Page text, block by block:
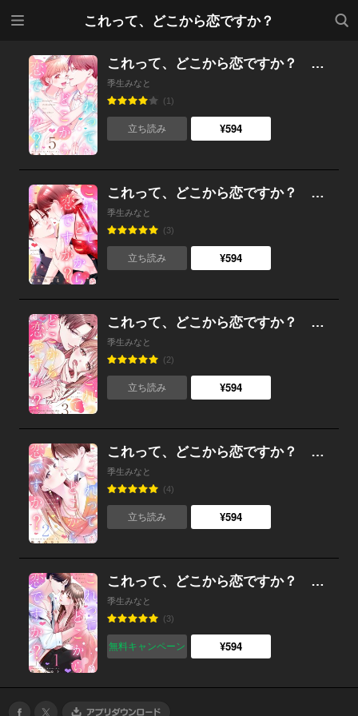
これって、どこから恋ですか？
検索
これって、どこから恋ですか？ （5）
季生みなと
(1)
立ち読み ¥594
これって、どこから恋ですか？ （4）
季生みなと
(3)
立ち読み ¥594
これって、どこから恋ですか？ （3）
季生みなと
(2)
立ち読み ¥594
これって、どこから恋ですか？ （2）
季生みなと
(4)
立ち読み ¥594
これって、どこから恋ですか？ （1）
季生みなと
(3)
無料キャンペーン ¥594